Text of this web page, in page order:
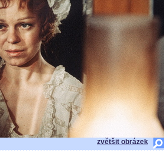
zvětšit obrázek